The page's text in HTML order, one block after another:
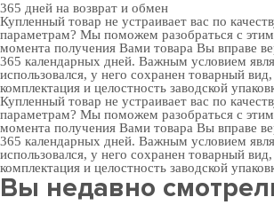
365 дней на возврат и обмен
Купленный товар не устраивает вас по
параметрам? Мы поможем разобраться с
момента получения Вами товара Вы вправе
365 календарных дней. Важным условием
использовался, у него сохранен товарный
комплектация и целостность заводской
Купленный товар не устраивает вас по
параметрам? Мы поможем разобраться с
момента получения Вами товара Вы вправе
365 календарных дней. Важным условием
использовался, у него сохранен товарный
комплектация и целостность заводской
Вы недавно